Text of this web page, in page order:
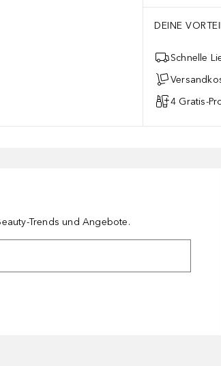
DEINE
Schnelle
4 Gratis-
Trends und Angebote.